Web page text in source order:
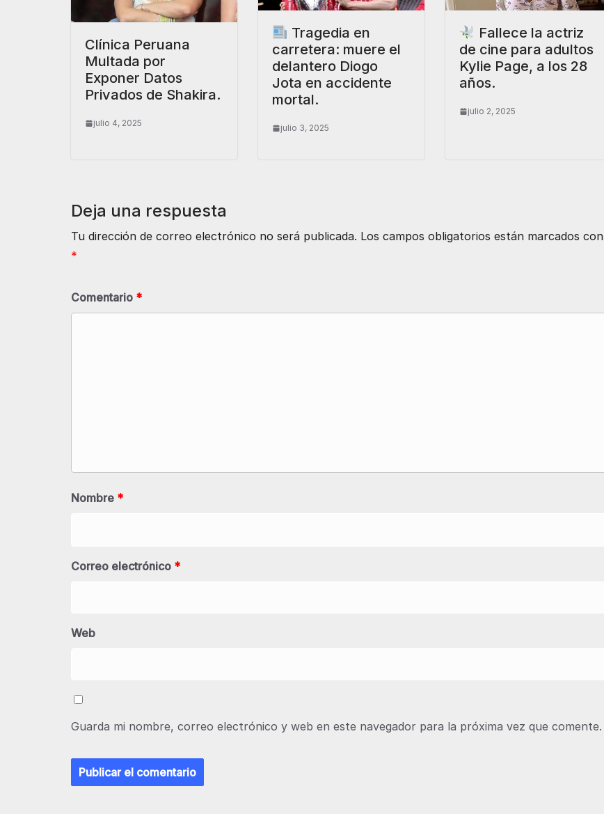
Clínica Peruana
Multada por
Exponer Datos
Privados de Shakira.
julio 4, 2025
Tragedia en
carretera: muere el
delantero Diogo
Jota en accidente
mortal.
julio 3, 2025
Fallece la actriz
de cine para adultos
Kylie Page, a los 28
años.
julio 2, 2025
Deja una respuesta
Tu dirección de correo electrónico no será publicada. Los campos obligatorios están marcados con
*
Comentario *
Nombre *
Correo electrónico *
Web
Guarda mi nombre, correo electrónico y web en este navegador para la próxima vez que comente.